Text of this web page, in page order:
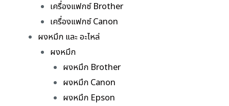
เครื่องแฟกซ์ Brother
เครื่องแฟกซ์ Canon
ผงหมึก และ อะไหล่
ผงหมึก
ผงหมึก Brother
ผงหมึก Canon
ผงหมึก Epson